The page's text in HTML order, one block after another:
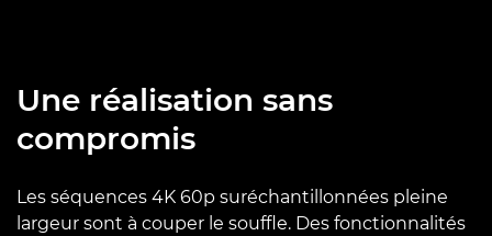
Une réalisation sans
compromis
Les séquences 4K 60p suréchantillonnées pleine
largeur sont à couper le souffle. Des fonctionnalités